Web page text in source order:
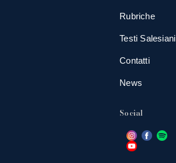
Rubriche
Testi Salesiani
Contatti
News
Social